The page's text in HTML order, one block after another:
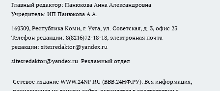
Главный редактор: Панюкова Анна Александровна
Учредитель: ИП Панюкова А.А.
169309, Республика Коми, г. Ухта, ул. Советская, д. 3, офис 23
Телефон редакции: 8(8216)72-18-18, электронная почта
редакции: sitesredaktor@yandex.ru
sitesredaktor@yandex.ru Рекламный отдел
Сетевое издание WWW.24NF.RU (ВВВ.24НФ.РУ). Вся информация,